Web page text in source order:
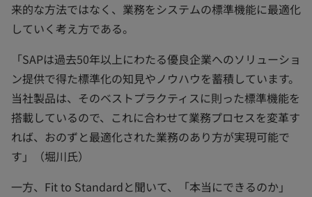
来的な方法ではなく、業務をシステムの標準機能に最適化
していく考え方である。
「SAPは過去50年以上にわたる優良企業へのソリューショ
ン提供で得た標準化の知見やノウハウを蓄積しています。
当社製品は、そのベストプラクティスに則った標準機能を
搭載しているので、これに合わせて業務プロセスを変革す
れば、おのずと最適化された業務のあり方が実現可能で
す」（堀川氏）
一方、Fit to Standardと聞いて、「本当にできるのか」